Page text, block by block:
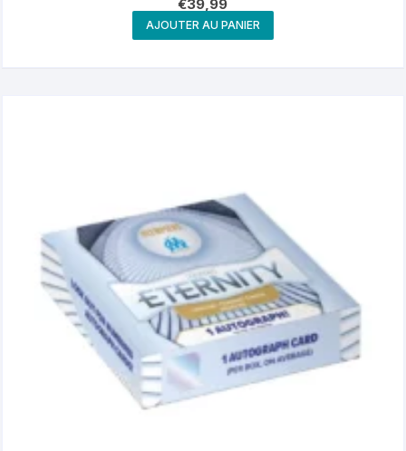
€39,99
AJOUTER AU PANIER